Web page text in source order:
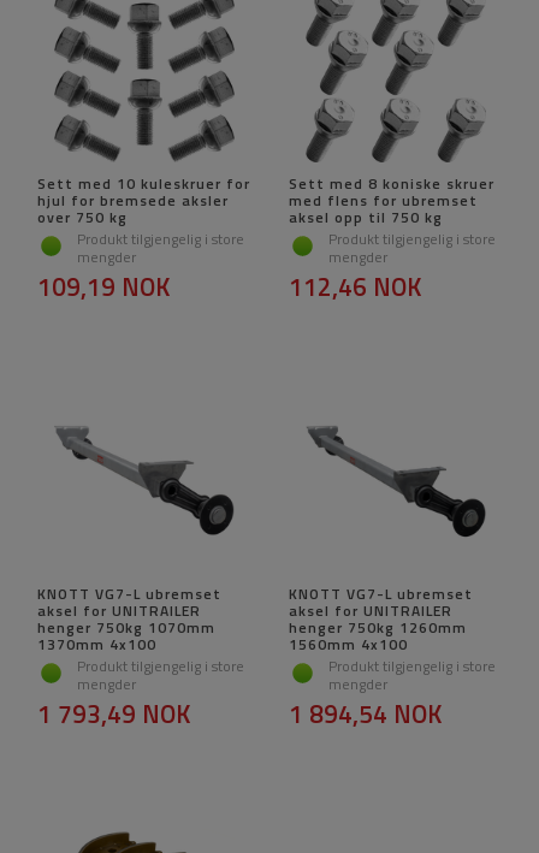
Sett med 10 kuleskruer for
hjul for bremsede aksler
over 750 kg
Produkt tilgjengelig i store
mengder
109,19 NOK
Sett med 8 koniske skruer
med flens for ubremset
aksel opp til 750 kg
Produkt tilgjengelig i store
mengder
112,46 NOK
KNOTT VG7-L ubremset
aksel for UNITRAILER
henger 750kg 1070mm
1370mm 4x100
Produkt tilgjengelig i store
mengder
1 793,49 NOK
KNOTT VG7-L ubremset
aksel for UNITRAILER
henger 750kg 1260mm
1560mm 4x100
Produkt tilgjengelig i store
mengder
1 894,54 NOK